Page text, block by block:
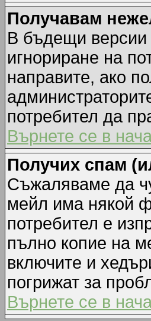
Получавам
В бъдещи версии
игнориране на
направите, ако
потребител да
Върнете се в
Получих спам
Съжаляваме да
мейл има някой
потребител е
пълно копие на
включите и
погрижат за
Върнете се в